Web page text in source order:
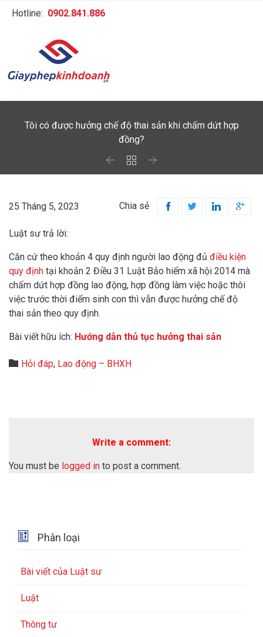
Hotline: 0902.841.886
Tôi có được hưởng chế độ thai sản khi chấm dứt hợp
đồng?
  
25 Tháng 5, 2023 Chia sẻ    
Luật sư trả lời:
Căn cứ theo khoản 4 quy định người lao động đủ điều kiện
quy định tại khoản 2 Điều 31 Luật Bảo hiểm xã hội 2014 mà
chấm dứt hợp đồng lao động, hợp đồng làm việc hoặc thôi
việc trước thời điểm sinh con thì vẫn được hưởng chế độ
thai sản theo quy định.
Bài viết hữu ích: Hướng dẫn thủ tục hưởng thai sản
 Category
Hỏi đáp, Lao động – BHXH
Write a comment:
You must be logged in to post a comment.
 Phân loại
Bài viết của Luật sư
Luật
Thông tư